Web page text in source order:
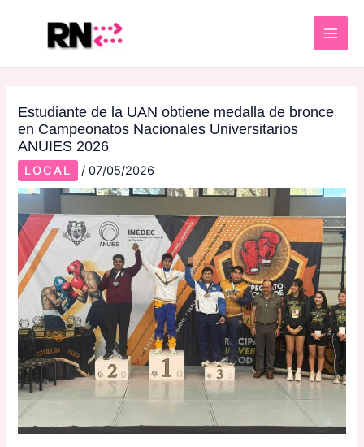
Estudiante de la UAN obtiene medalla de bronce
en Campeonatos Nacionales Universitarios
ANUIES 2026
LOCAL /07/05/2026
navigation